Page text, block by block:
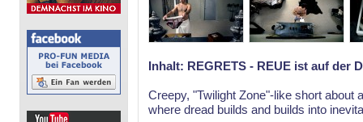
Inhalt: REGRETS - REUE ist auf der
Creepy, "Twilight Zone"-like short about
where dread builds and builds into